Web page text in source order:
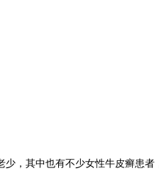
，其中也有不少女性牛皮癣患